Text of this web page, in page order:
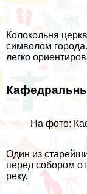
Колокольня
символом
легко
На фото:
Один из
перед собором
реку.